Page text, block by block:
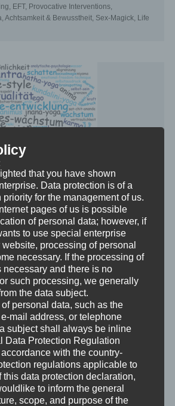
EFT, Provocative Interventions,
Achtsamkeit & Bewusstheit, Sex-Magick, Life
Supervision und
Aufarbeiten verschiedenster
Interaktion zwischen einer unabhängigen
Weitergeben von Wissen und
zwischen einer erfahrenen Person
Reflektieren der gemachten
Erfahrungen durch Interaktion
und einem Klienten.
that you have shown
Data protection is of a
for the management of us.
pages of us is possible
of personal data; however, if
to use special enterprise
processing of personal
necessary. If the processing of
necessary and there is no
such processing, we generally
the data subject.
personal data, such as the
mail address, or telephone
subject shall always be inline
Data Protection Regulation
with the country-
regulations applicable to
this data protection declaration,
to inform the general
scope, and purpose of the